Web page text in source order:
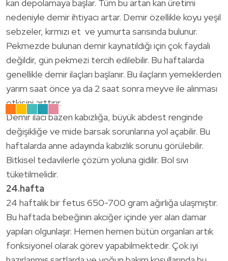
kan depolamaya başlar. Tüm bu artan kan üretimi
nedeniyle demir ihtiyacı artar. Demir özellikle koyu yeşil
sebzeler, kırmızı et ve yumurta sarısında bulunur.
Pekmezde bulunan demir kaynatıldığı için çok faydalı
değildir, gün pekmezi tercih edilebilir. Bu haftalarda
genellikle demir ilaçları başlanır. Bu ilaçların yemeklerden
yarım saat önce ya da 2 saat sonra meyve ile alınması
etkisini arttırır.
Demir ilacı bazen kabızlığa, büyük abdest renginde
değişikliğe ve mide barsak sorunlarına yol açabilir. Bu
haftalarda anne adayında kabızlık sorunu görülebilir.
Bitkisel tedavilerle çözüm yoluna gidilir. Bol sıvı
tüketilmelidir.
24.hafta
24 haftalık bir fetus 650-700 gram ağırlığa ulaşmıştır.
Bu haftada bebeğinin akciğer içinde yer alan damar
yapıları olgunlaşır. Hemen hemen bütün organları artık
fonksiyonel olarak görev yapabilmektedir. Çok iyi